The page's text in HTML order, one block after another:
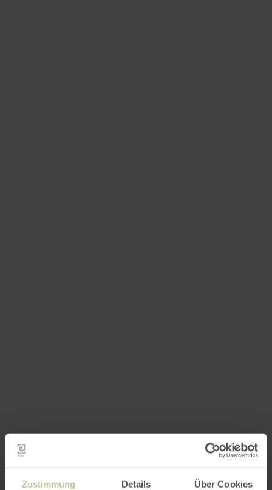
Zustimmung Details Über Cookies